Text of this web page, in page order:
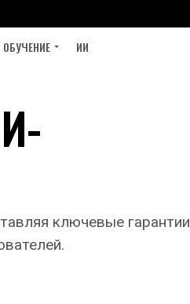
ОБУЧЕНИЕ ИИ
ключевые гарантии